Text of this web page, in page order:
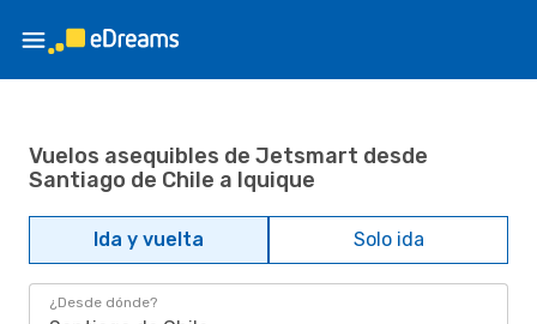
Vuelos asequibles de Jetsmart desde
Santiago de Chile a Iquique
Ida y vuelta Solo ida
¿Desde dónde?